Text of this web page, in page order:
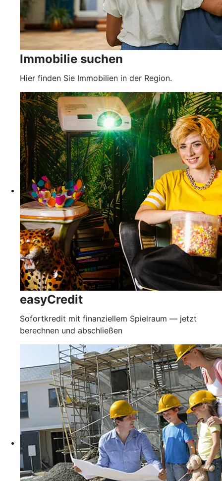
Immobilie suchen
Hier finden Sie Immobilien in der Region.
easyCredit
Sofortkredit mit finanziellem Spielraum — jetzt
berechnen und abschließen